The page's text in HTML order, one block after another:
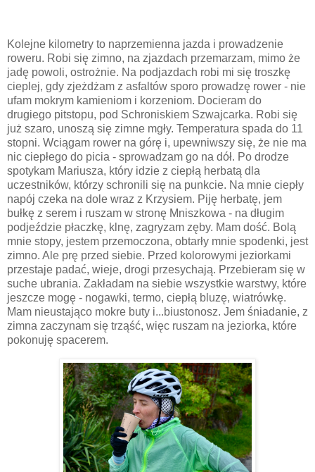
Kolejne kilometry to naprzemienna jazda i prowadzenie
roweru. Robi się zimno, na zjazdach przemarzam, mimo że
jadę powoli, ostrożnie. Na podjazdach robi mi się troszkę
cieplej, gdy zjeżdżam z asfaltów sporo prowadzę rower - nie
ufam mokrym kamieniom i korzeniom. Docieram do
drugiego pitstopu, pod Schroniskiem Szwajcarka. Robi się
już szaro, unoszą się zimne mgły. Temperatura spada do 11
stopni. Wciągam rower na górę i, upewniwszy się, że nie ma
nic ciepłego do picia - sprowadzam go na dół. Po drodze
spotykam Mariusza, który idzie z ciepłą herbatą dla
uczestników, którzy schronili się na punkcie. Na mnie ciepły
napój czeka na dole wraz z Krzysiem. Piję herbatę, jem
bułkę z serem i ruszam w stronę Mniszkowa - na długim
podjeździe płaczkę, klnę, zagryzam zęby. Mam dość. Bolą
mnie stopy, jestem przemoczona, obtarły mnie spodenki, jest
zimno. Ale prę przed siebie. Przed kolorowymi jeziorkami
przestaje padać, wieje, drogi przesychają. Przebieram się w
suche ubrania. Zakładam na siebie wszystkie warstwy, które
jeszcze mogę - nogawki, termo, ciepłą bluzę, wiatrówkę.
Mam nieustająco mokre buty i...biustonosz. Jem śniadanie, z
zimna zaczynam się trząść, więc ruszam na jeziorka, które
pokonuję spacerem.